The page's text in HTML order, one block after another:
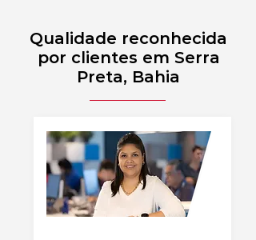
Qualidade reconhecida
por clientes em Serra
Preta, Bahia